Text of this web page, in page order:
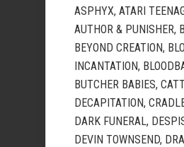
ASPHYX, ATARI
AUTHOR & PUNISHER,
BEYOND CREATION,
INCANTATION,
BUTCHER BABIES,
DECAPITATION,
DARK FUNERAL,
DEVIN TOWNSEND,